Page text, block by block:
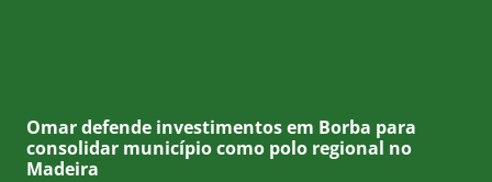
Omar defende investimentos em Borba para
consolidar município como polo regional no
Madeira